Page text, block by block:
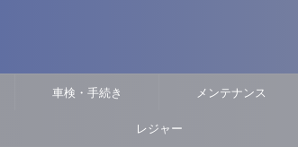
車検・手続き メンテナンス
レジャー